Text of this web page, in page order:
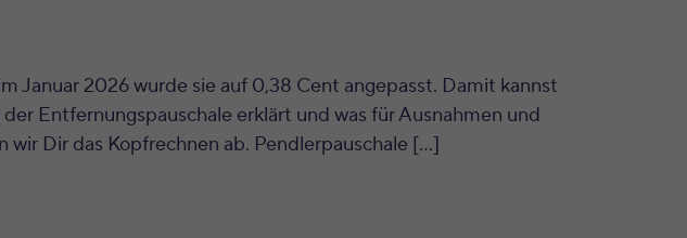
Januar 2026 wurde sie auf 0,38 Cent angepasst. Damit kannst
Entfernungspauschale erklärt und was für Ausnahmen und
Dir das Kopfrechnen ab. Pendlerpauschale […]